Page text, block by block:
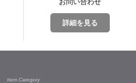
詳細を見る
Item Category